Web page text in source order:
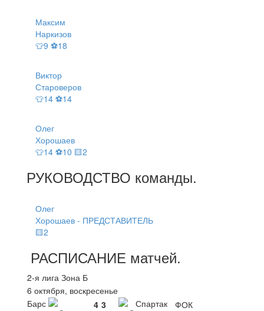
Максим
Наркизов
👕9 ⚽18
Виктор
Староверов
👕14 ⚽14
Олег
Хорошаев
👕14 ⚽10 🟨2
РУКОВОДСТВО команды.
Олег
Хорошаев - ПРЕДСТАВИТЕЛЬ
🟨2
РАСПИСАНИЕ матчей.
2-я лига Зона Б
6 октября, воскресенье
Барс
4 3 Спартак
ФОК